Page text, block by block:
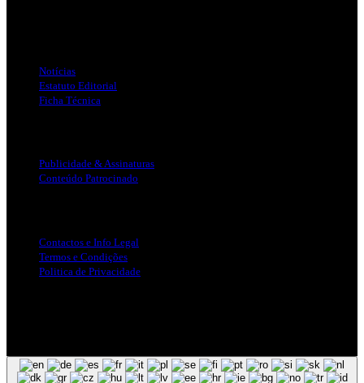
Notícias
Estatuto Editorial
Ficha Técnica
Publicidade & Assinaturas
Conteúdo Patrocinado
Contactos e Info Legal
Termos e Condições
Politica de Privacidade